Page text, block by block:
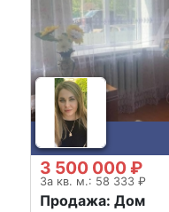
3 500 000 ₽
За кв. м.: 58 333 ₽
Продажа: Дом